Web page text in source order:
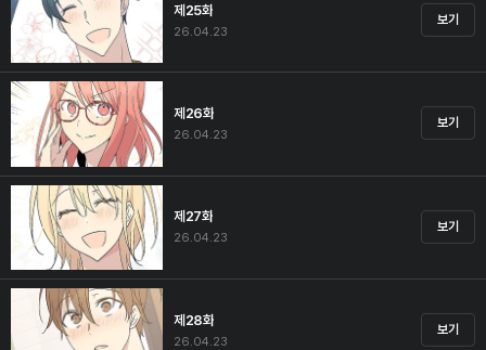
제25화
26.04.23
보기
제26화
26.04.23
보기
제27화
26.04.23
보기
제28화
26.04.23
보기